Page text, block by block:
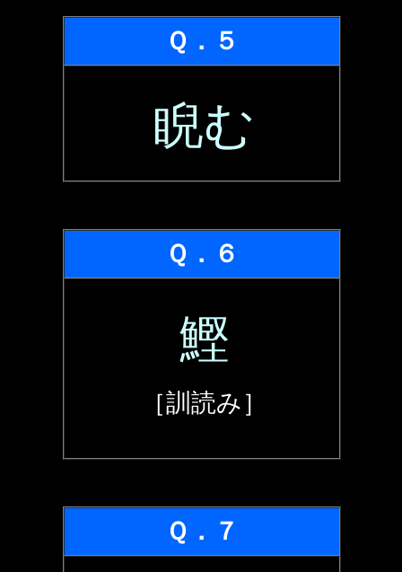
Ｑ．５
睨む
Ｑ．６
鰹
［訓読み］
Ｑ．７